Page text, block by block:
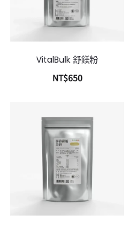
VitalBulk 舒鎂粉
NT$650